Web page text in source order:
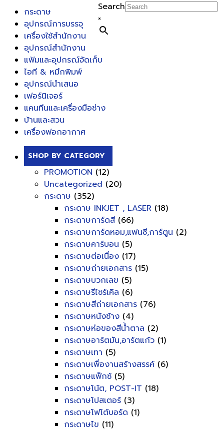
Search
×
กระดาษ
อุปกรณ์การบรรจุ
เครื่องใช้สำนักงาน
อุปกรณ์สำนักงาน
แฟ้มและอุปกรณ์จัดเก็บ
ไอที & หมึกพิมพ์
อุปกรณ์นำเสนอ
เฟอร์นิเจอร์
แคนทีนและเครื่องมือช่าง
บ้านและสวน
เครื่องฟอกอากาศ
SHOP BY CATEGORY
PROMOTION (12)
Uncategorized (20)
กระดาษ (352)
กระดาษ INKJET , LASER (18)
กระดาษการ์ดสี (66)
กระดาษการ์ดหอม,แฟนซี,การ์ตูน (2)
กระดาษคาร์บอน (5)
กระดาษต่อเนื่อง (17)
กระดาษถ่ายเอกสาร (15)
กระดาษบวกเลข (5)
กระดาษรีไซร์เคิล (6)
กระดาษสีถ่ายเอกสาร (76)
กระดาษหนังช้าง (4)
กระดาษห่อของสีน้ำตาล (2)
กระดาษอาร์ตมัน,อาร์ตแก้ว (1)
กระดาษเทา (5)
กระดาษเพื่องานสร้างสรรค์ (6)
กระดาษแฟ็กซ์ (5)
กระดาษโน้ต, POST-IT (18)
กระดาษโปสเตอร์ (3)
กระดาษโฟโต้บอร์ด (1)
กระดาษไข (11)